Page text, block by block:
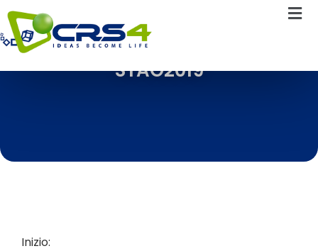
STAG2019
Inizio: